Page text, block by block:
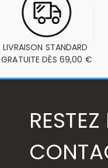
LIVRAISON STANDARD
GRATUITE DÈS 69,00 €
RESTEZ